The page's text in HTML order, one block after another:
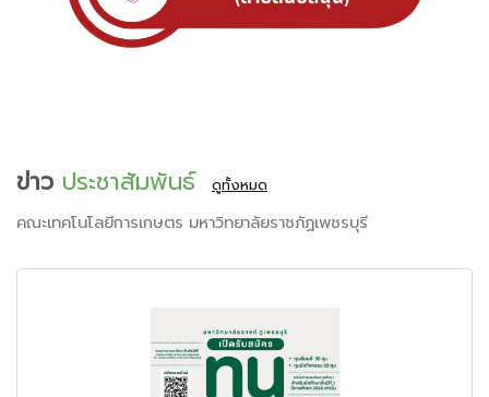
ข่าว ประชาสัมพันธ์ ดูทั้งหมด
คณะเทคโนโลยีการเกษตร มหาวิทยาลัยราชภัฏเพชรบุรี